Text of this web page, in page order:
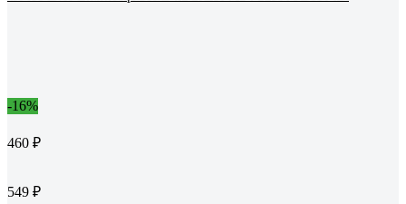
-16%
460 ₽
549 ₽